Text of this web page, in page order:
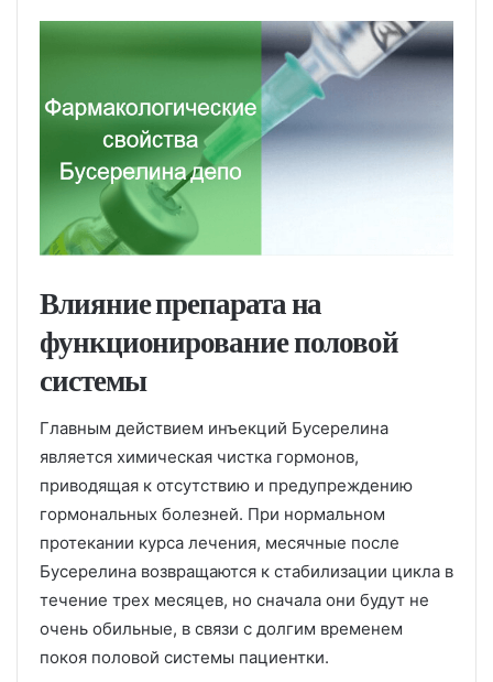
Влияние препарата на
функционирование половой
системы
Главным действием инъекций Бусерелина
является химическая чистка гормонов,
приводящая к отсутствию и предупреждению
гормональных болезней. При нормальном
протекании курса лечения, месячные после
Бусерелина возвращаются к стабилизации цикла в
течение трех месяцев, но сначала они будут не
очень обильные, в связи с долгим временем
покоя половой системы пациентки.